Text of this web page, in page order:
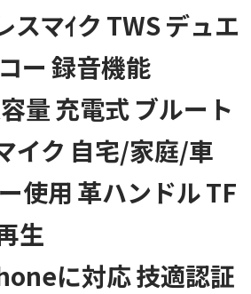
スマｲク TWS デュエ
ー 録音機能
量 充電式 ブルート
イク 自宅/家庭/車
使用 革ハンドル TF
生
に対応 技適認証